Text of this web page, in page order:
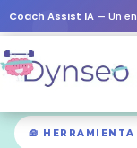
Coach Assist IA — Un
🧰